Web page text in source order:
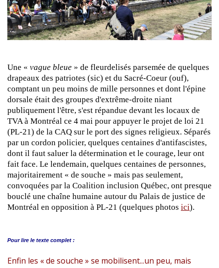
Une « vague bleue » de fleurdelisés parsemée de quelques
drapeaux des patriotes (sic) et du Sacré-Coeur (ouf),
comptant un peu moins de mille personnes et dont l'épine
dorsale était des groupes d'extrême-droite niant
publiquement l'être, s'est répandue devant les locaux de
TVA à Montréal ce 4 mai pour appuyer le projet de loi 21
(PL-21) de la CAQ sur le port des signes religieux. Séparés
par un cordon policier, quelques centaines d'antifascistes,
dont il faut saluer la détermination et le courage, leur ont
fait face. Le lendemain, quelques centaines de personnes,
majoritairement « de souche » mais pas seulement,
convoquées par la Coalition inclusion Québec, ont presque
bouclé une chaîne humaine autour du Palais de justice de
Montréal en opposition à PL-21 (quelques photos ici).
Pour lire le texte complet :
Enfin les « de souche » se mobilisent...un peu, mais